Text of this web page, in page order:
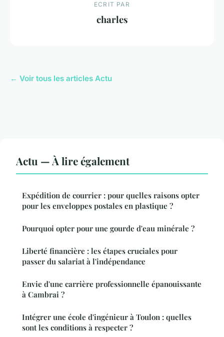
ECRIT PAR
charles
← Voir tous les articles Actu
Actu — À lire également
Expédition de courrier : pour quelles raisons opter
pour les enveloppes postales en plastique ?
Pourquoi opter pour une gourde d'eau minérale ?
Liberté financière : les étapes cruciales pour
passer du salariat à l'indépendance
Envie d'une carrière professionnelle épanouissante
à Cambrai ?
Intégrer une école d'ingénieur à Toulon : quelles
sont les conditions à respecter ?